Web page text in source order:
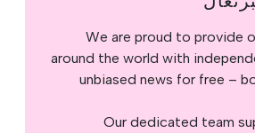
We are proud to provide
around the world with
unbiased news for free –
Our dedicated team